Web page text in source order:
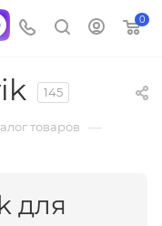
0
145
товаров —
для